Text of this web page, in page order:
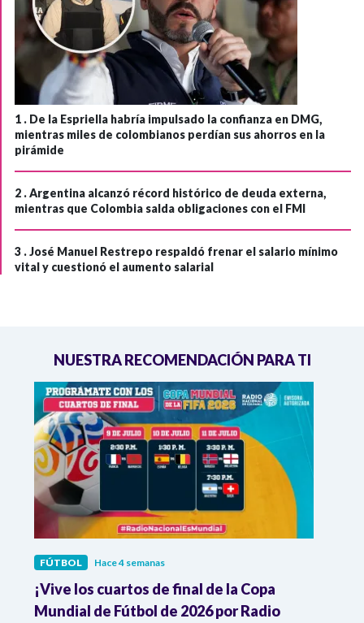
1 . De la Espriella habría impulsado la confianza en DMG,
mientras miles de colombianos perdían sus ahorros en la
pirámide
2 .Argentina alcanzó récord histórico de deuda externa,
mientras que Colombia salda obligaciones con el FMI
3 .José Manuel Restrepo respaldó frenar el salario mínimo
vital y cuestionó el aumento salarial
NUESTRA RECOMENDACIÓN PARA TI
FÚTBOL Hace 4 semanas
¡Vive los cuartos de final de la Copa
Mundial de Fútbol de 2026 por Radio